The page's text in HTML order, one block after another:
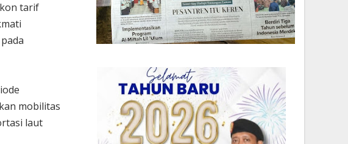
tarif
mobilitas
laut